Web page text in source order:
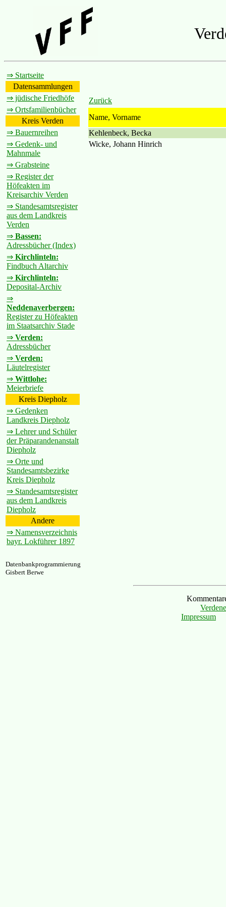
⇒ Startseite
Datensammlungen
⇒ jüdische Friedhöfe
⇒ Ortsfamilienbücher
Kreis Verden
⇒ Bauernreihen
⇒ Gedenk- und
Mahnmale
⇒ Grabsteine
⇒ Register der
Höfeakten im
Kreisarchiv Verden
⇒ Standesamtsregister
aus dem Landkreis
Verden
⇒ Bassen:
Adressbücher (Index)
⇒ Kirchlinteln:
Findbuch Altarchiv
⇒ Kirchlinteln:
Deposital-Archiv
⇒
Neddenaverbergen:
Register zu Höfeakten
im Staatsarchiv Stade
⇒ Verden:
Adressbücher
⇒ Verden:
Läutelregister
⇒ Wittlohe:
Meierbriefe
Kreis Diepholz
⇒ Gedenken
Landkreis Diepholz
⇒ Lehrer und Schüler
der Präparandenanstalt
Diepholz
⇒ Orte und
Standesamtsbezirke
Kreis Diepholz
⇒ Standesamtsregister
aus dem Landkreis
Diepholz
Andere
⇒ Namensverzeichnis
bayr. Lokführer 1897
Zurück
Name, Vorname
Kehlenbeck, Becka
Wicke, Johann Hinrich
Datenbankprogrammierung
Gisbert Berwe
Impressum